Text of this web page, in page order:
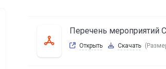
Перечень мероприятий
Открыть Скачать